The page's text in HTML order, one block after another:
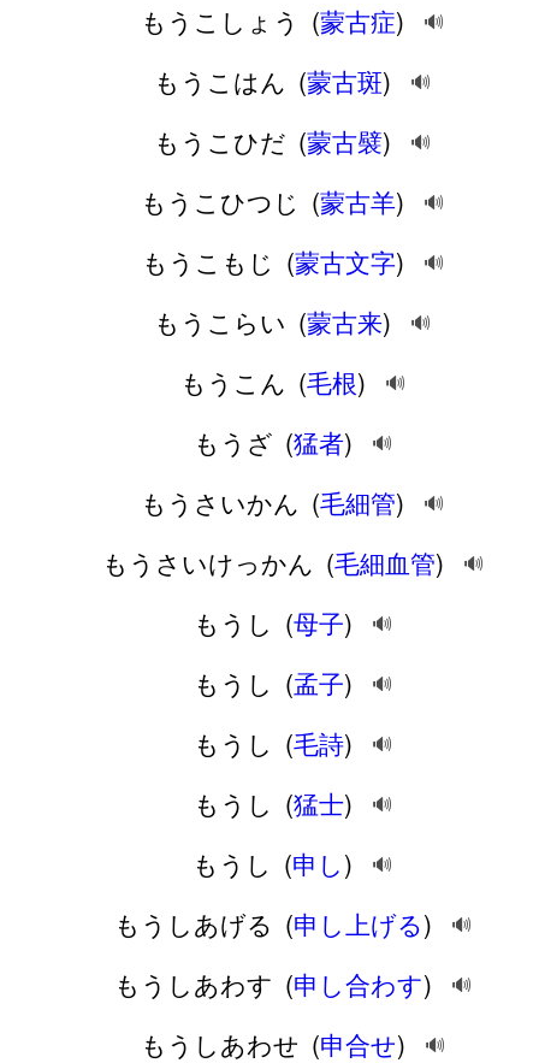
もうこしょう (蒙古症) 🔊
もうこはん (蒙古斑) 🔊
もうこひだ (蒙古襞) 🔊
もうこひつじ (蒙古羊) 🔊
もうこもじ (蒙古文字) 🔊
もうこらい (蒙古来) 🔊
もうこん (毛根) 🔊
もうざ (猛者) 🔊
もうさいかん (毛細管) 🔊
もうさいけっかん (毛細血管) 🔊
もうし (母子) 🔊
もうし (孟子) 🔊
もうし (毛詩) 🔊
もうし (猛士) 🔊
もうし (申し) 🔊
もうしあげる (申し上げる) 🔊
もうしあわす (申し合わす) 🔊
もうしあわせ (申合せ) 🔊